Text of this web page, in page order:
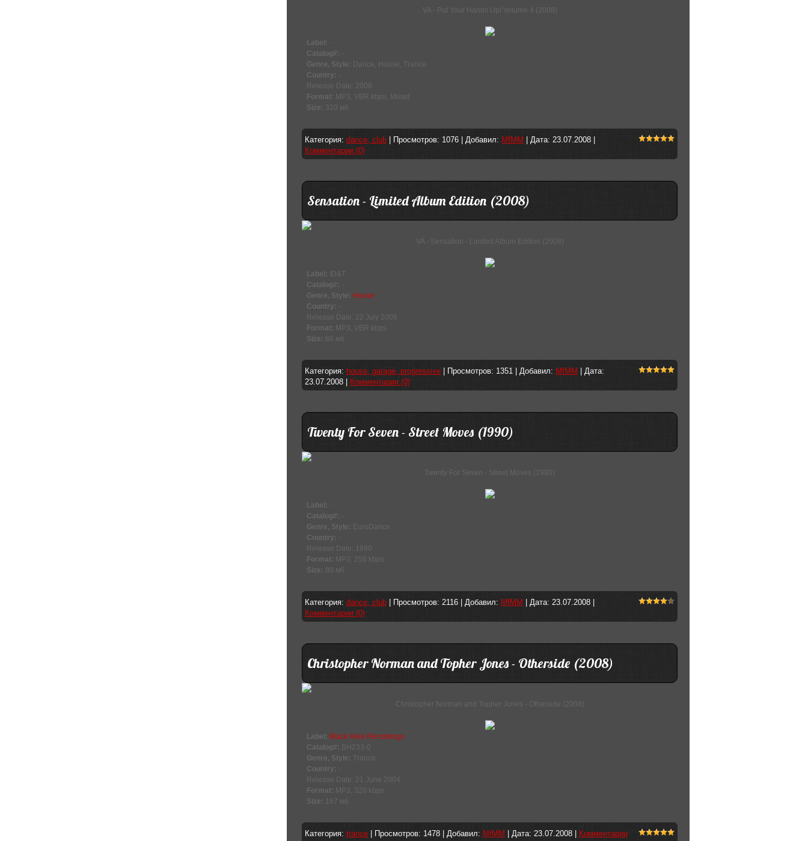
VA - Put Your Hands Up! Volume 4 (2008)
Label:
-
Catalog#:
-
Genre, Style:
Dance, House, Trance
Country:
-
Release Date: 2008
Format:
MP3, VBR kbps, Mixed
Size:
320 мб
Категория: dance, club | Просмотров: 1076 | Добавил: MfMM | Дата: 23.07.2008
Комментарии (0)
Sensation - Limited Album Edition (2008)
VA - Sensation - Limited Album Edition (2008)
Label:
ID&T
Catalog#:
-
Genre, Style:
House
Country:
-
Release Date: 22 July 2008
Format:
MP3, VBR kbps
Size:
86 мб
Категория: house, garage, progressive | Просмотров: 1351 | Добавил: MfMM
| Дата:
23.07.2008
Комментарии (0)
Twenty For Seven - Street Moves (1990)
Twenty For Seven - Street Moves (1990)
Label:
-
Catalog#:
-
Genre, Style:
EuroDance
Country:
-
Release Date: 1990
Format:
MP3, 256 kbps
Size:
80 мб
Категория: dance, club | Просмотров: 2116 | Добавил: MfMM | Дата: 23.07.2008
Комментарии (0)
Christopher Norman and Topher Jones - Otherside (2008)
Christopher Norman and Topher Jones - Otherside (2008)
Label:
Black Hole Recordings
Catalog#:
BH233-0
Genre, Style:
Trance
Country:
-
Release Date: 21 June 2004
Format:
MP3, 320 kbps
Size:
167 мб
Категория: trance | Просмотров: 1478 | Добавил: MfMM | Дата: 23.07.2008
Комментарии